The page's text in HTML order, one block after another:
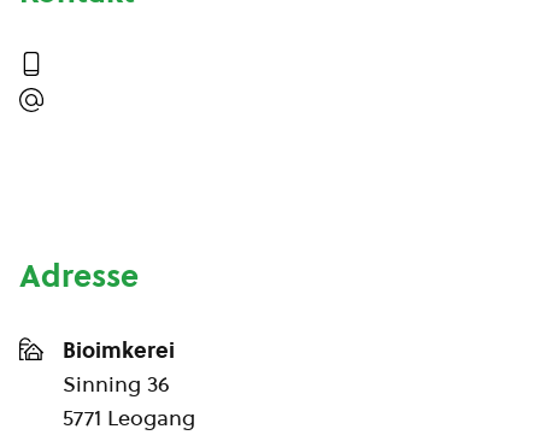
Adresse
Bioimkerei
Sinning 36
5771 Leogang